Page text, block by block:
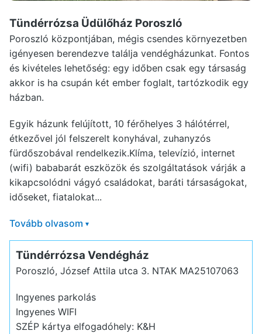
Tündérrózsa Üdülőház Poroszló
Poroszló központjában, mégis csendes környezetben
igényesen berendezve találja vendégházunkat. Fontos
és kivételes lehetőség: egy időben csak egy társaság
akkor is ha csupán két ember foglalt, tartózkodik egy
házban.
Egyik házunk felújított, 10 férőhelyes 3 hálótérrel,
étkezővel jól felszerelt konyhával, zuhanyzós
fürdőszobával rendelkezik.Klíma, televízió, internet
(wifi) bababarát eszközök és szolgáltatások várják a
kikapcsolódni vágyó családokat, baráti társaságokat,
időseket, fiatalokat...
Tovább olvasom ▾
Tündérrózsa Vendégház
Poroszló, József Attila utca 3. NTAK MA25107063
Ingyenes parkolás
Ingyenes WIFI
SZÉP kártya elfogadóhely: K&H